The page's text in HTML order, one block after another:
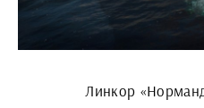
Линкор